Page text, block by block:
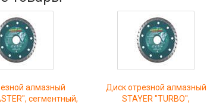
алмазный
сегментный,
Диск отрезной алмазный
STAYER "TURBO",